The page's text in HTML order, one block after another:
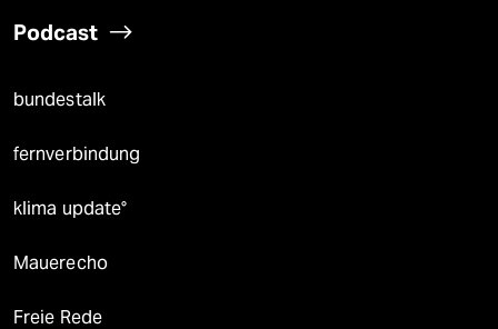
Podcast
bundestalk
fernverbindung
klima update°
Mauerecho
Freie Rede